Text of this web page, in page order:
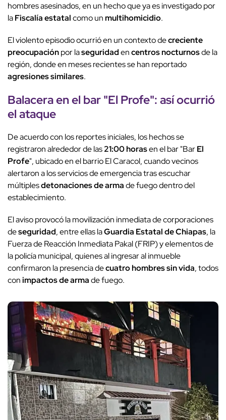
hombres asesinados, en un hecho que ya es investigado por
laFiscalía estatalcomo unmultihomicidio.
El violento episodio ocurrió en un contexto decreciente
preocupaciónpor laseguridadencentros nocturnosde la
región, donde en meses recientes se han reportado
agresiones similares.
Balacera en el bar"El Profe": así ocurrió
elataque
De acuerdo con los reportes iniciales, los hechos se
registraron alrededor de las21:00 horasen el bar "BarEl
Profe", ubicado en el barrio El Caracol, cuando vecinos
alertaron a los servicios de emergencia tras escuchar
múltiplesdetonaciones de armade fuego dentro del
establecimiento.
El aviso provocó la movilización inmediata de corporaciones
deseguridad, entre ellas laGuardia Estatal de Chiapas, la
Fuerza de Reacción Inmediata Pakal (FRIP) y elementos de
la policía municipal, quienes al ingresar al inmueble
confirmaron la presencia decuatro hombres sin vida, todos
conimpactos de armade fuego.